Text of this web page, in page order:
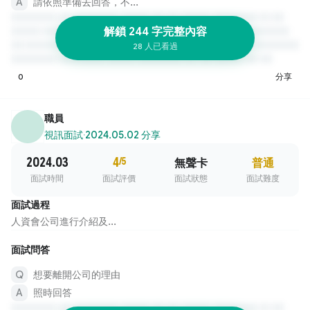
解鎖 244 字完整內容
28 人已看過
0 分享
職員
視訊面試·2024.05.02 分享
2024.03
面試時間
4/5
面試評價
無聲卡
面試狀態
普通
面試難度
面試過程
人資會公司進行介紹及...
面試問答
想要離開公司的理由
照時回答